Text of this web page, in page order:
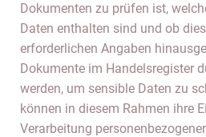
Dokumenten zu prüfen ist,
Daten enthalten sind und ob
erforderlichen Angaben
Dokumente im Handelsregister
werden, um sensible Daten zu
können in diesem Rahmen ihre
Verarbeitung